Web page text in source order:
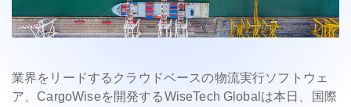
業界をリードするクラウドベースの物流実行ソフトウェ
ア、CargoWiseを開発するWiseTech Globalは本日、国際